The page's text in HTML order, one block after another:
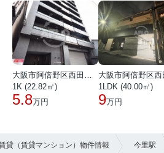
1K (22.82㎡)
5.8万円
1LDK (40.00㎡)
9万円
貸（賃貸マンション）物件情報 今里駅